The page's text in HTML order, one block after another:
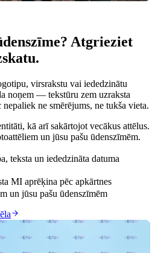
Atgrieziet
virsrakstu vai iededzinātu
noņem — tekstūru zem uzraksta
ne smērējums, ne tukša vieta.
kā arī sakārtojot vecākus attēlus.
un jūsu pašu ūdenszīmēm.
teksta un iededzināta datuma
MI aprēķina pēc apkārtnes
un jūsu pašu ūdenszīmēm